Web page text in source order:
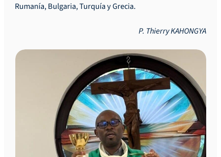
Rumanía, Bulgaria, Turquía y Grecia.
P. Thierry KAHONGYA